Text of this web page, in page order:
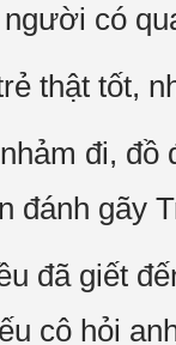
có
thật tốt,
đi,
đánh gãy
đã giết
cô hỏi